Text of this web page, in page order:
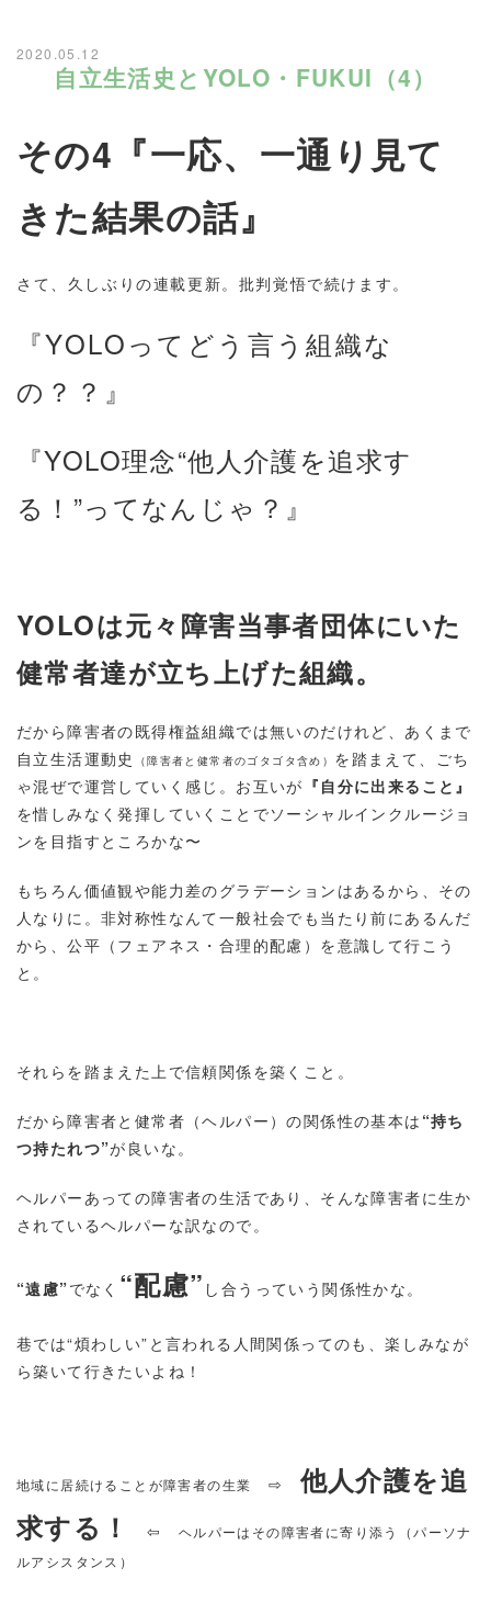
2020.05.12
自立生活史とYOLO・FUKUI（4）
その4 『一応、一通り見て
きた結果の話』
さて、久しぶりの連載更新。批判覚悟で続けます。
『YOLOってどう言う組織な
の？？』
『YOLO理念“他人介護を追求す
る！ ”ってなんじゃ？』
YOLOは元々障害当事者団体にいた
健常者達が立ち上げた組織。
だから障害者の既得権益組織では無いのだけれど、あくまで
自立生活運動史
（障害者と健常者のゴタゴタ含め） を踏まえて、ごち
ゃ混ぜで運営していく感じ。お互いが 『自分に出来ること』
を惜しみなく発揮していくことでソーシャルインクルージョ
ンを目指すところかな〜
もちろん価値観や能力差のグラデーションはあるから、その
人なりに。非対称性なんて一般社会でも当たり前にあるんだ
から、公平（フェアネス・合理的配慮）を意識して行こう
と。
それらを踏まえた上で信頼関係を築くこと。
だから障害者と健常者（ヘルパー）の関係性の基本は “持ち
つ持たれつ”が良いな。
ヘルパーあっての障害者の生活であり、そんな障害者に生か
されているヘルパーな訳なので。
“遠慮”でなく “配慮” し合うっていう関係性かな。
巷では“煩わしい”と言われる人間関係ってのも、楽しみなが
ら築いて行きたいよね！
地域に居続けることが障害者の生業 ⇨
他人介護を追
求する！
⇦
ヘルパーはその障害者に寄り添う（パーソナ
ルアシスタンス）